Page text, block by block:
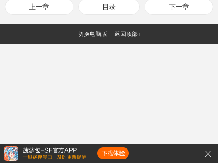
上一章 目录 下一章
切换电脑版 返回顶部↑